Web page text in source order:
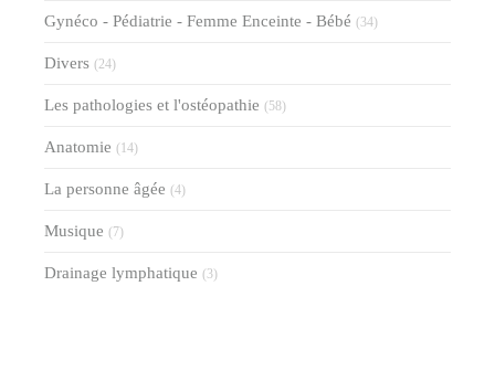
Gynéco - Pédiatrie - Femme Enceinte - Bébé (34)
Divers (24)
Les pathologies et l'ostéopathie (58)
Anatomie (14)
La personne âgée (4)
Musique (7)
Drainage lymphatique (3)